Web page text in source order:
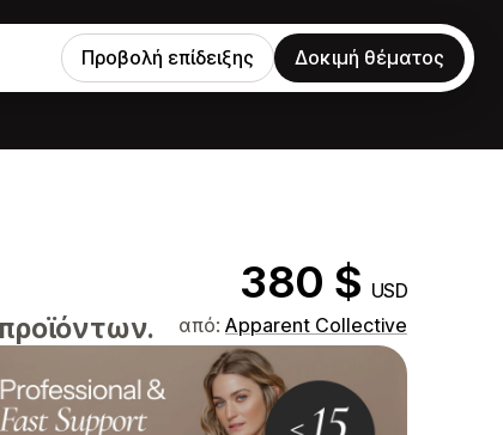
Προβολή επίδειξης Δοκιμή θέματος
380 $ USD
από: Apparent Collective